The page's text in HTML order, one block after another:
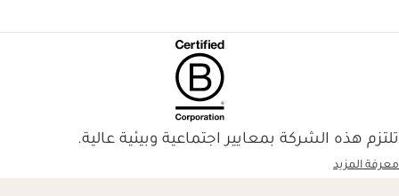
تلتزم هذه الشركة بمعايير اجتماعية وبيئية عالية.
معرفة المزيد